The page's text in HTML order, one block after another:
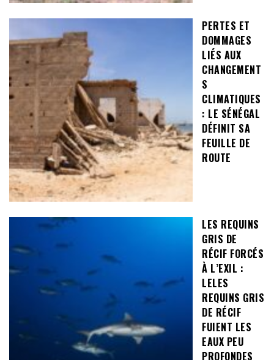
PERTES ET
DOMMAGES
LIÉS AUX
CHANGEMENT
S
CLIMATIQUES
: LE SÉNÉGAL
DÉFINIT SA
FEUILLE DE
ROUTE
LES REQUINS
GRIS DE
RÉCIF FORCÉS
À L’EXIL :
LELES
REQUINS GRIS
DE RÉCIF
FUIENT LES
EAUX PEU
PROFONDES